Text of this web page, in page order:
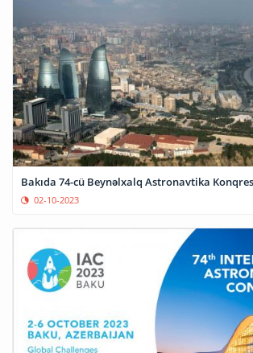
Bakıda 74-cü Beynəlxalq Astronavtika
02-10-2023